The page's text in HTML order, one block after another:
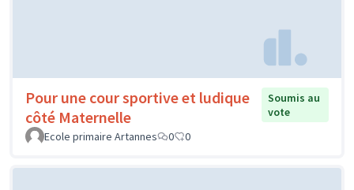
Pour une cour sportive et ludique
côté Maternelle
Soumis au
vote
Ecole primaire Artannes
0 0